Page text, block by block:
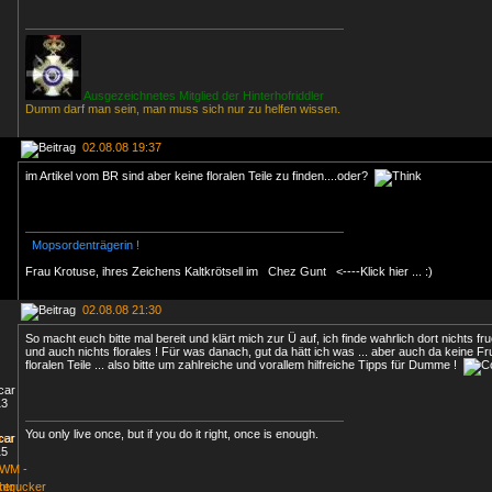
Ausgezeichnetes Mitglied der Hinterhofriddler
Dumm darf man sein, man muss sich nur zu helfen wissen.
02.08.08 19:37
im Artikel vom BR sind aber keine floralen Teile zu finden....oder?
Mopsordenträgerin !
Frau Krotuse, ihres Zeichens Kaltkrötsell im Chez Gunt <----Klick hier ... :)
02.08.08 21:30
So macht euch bitte mal bereit und klärt mich zur Ü auf, ich finde wahrlich dort nichts
und auch nichts florales ! Für was danach, gut da hätt ich was ... aber auch da keine
floralen Teile ... also bitte um zahlreiche und vorallem hilfreiche Tipps für Dumme !
You only live once, but if you do it right, once is enough.